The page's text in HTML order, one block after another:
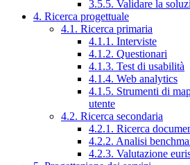
3.5.5. Validare la
4. Ricerca progettuale
4.1. Ricerca primaria
4.1.1. Interviste
4.1.2. Questionari
4.1.3. Test di usabilità
4.1.4. Web analytics
4.1.5. Strumenti di
utente
4.2. Ricerca secondaria
4.2.1. Ricerca
4.2.2. Analisi
4.2.3. Valutazione